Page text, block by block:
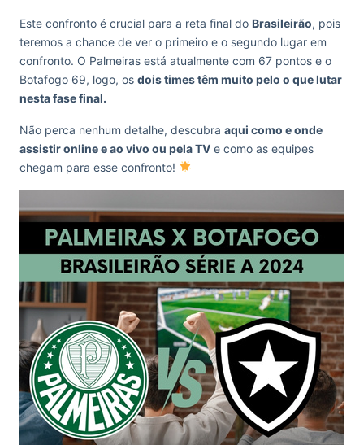
Este confronto é crucial para a reta final do Brasileirão, pois
teremos a chance de ver o primeiro e o segundo lugar em
confronto. O Palmeiras está atualmente com 67 pontos e o
Botafogo 69, logo, os dois times têm muito pelo o que lutar
nesta fase final.
Não perca nenhum detalhe, descubra aqui como e onde
assistir online e ao vivo ou pela TV e como as equipes
chegam para esse confronto!